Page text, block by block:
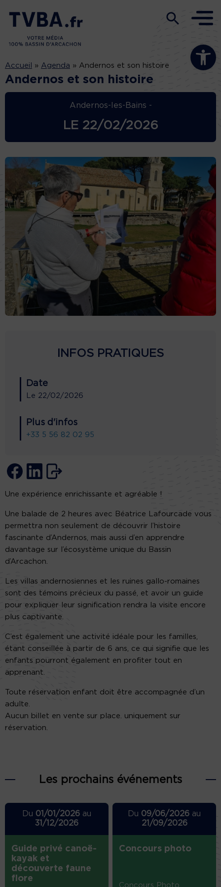
Ouvrir la
Accueil » Agenda » Andernos et son histoire
Andernos et son histoire
Andernos-les-Bains -
LE 22/02/2026
INFOS PRATIQUES
Date
Le 22/02/2026
Plus d'infos
+33 5 56 82 02 95
Une expérience enrichissante et agréable !
Une balade de 2 heures avec Béatrice Lafourcade vous
permettra non seulement de découvrir l’histoire
fascinante d’Andernos, mais aussi d’en apprendre
davantage sur l’écosystème unique du Bassin
d’Arcachon.
Les villas andernosiennes et les ruines gallo-romaines
sont des témoins précieux du passé, et avoir un guide
pour expliquer leur signification rendra la visite encore
plus captivante.
C’est également une activité idéale pour les familles,
étant conseillée à partir de 6 ans, ce qui signifie que les
enfants pourront également en profiter tout en
apprenant.
Toute réservation enfant doit être accompagnée d’un
adulte.
Aucun billet en vente sur place. uniquement sur
réservation.
Les prochains événements
Du 01/01/2026au
31/12/2026
Guide privé canoë-
kayak et
découverte faune
flore
Du 09/06/2026 au
21/09/2026
Concours photo
Concours Photo